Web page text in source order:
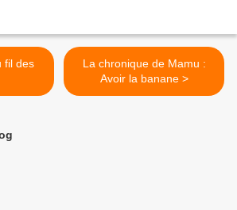
La chronique de Mamu :
Avoir la banane >